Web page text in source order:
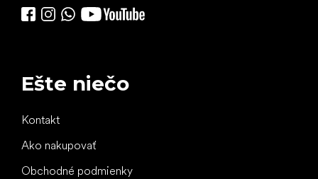
Ešte niečo
Kontakt
Ako nakupovať
Obchodné podmienky